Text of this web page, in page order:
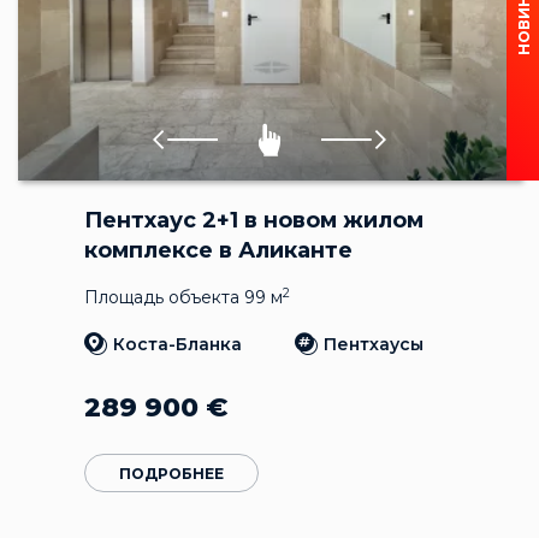
Пентхаус 2+1 в новом жилом
комплексе в Аликанте
Площадь объекта 99 м2
Коста-Бланка Пентхаусы
289 900 €
ПОДРОБНЕЕ